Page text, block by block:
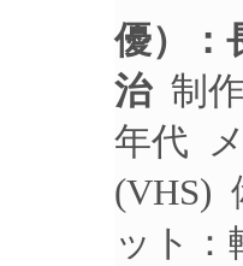
優）：
治制作
年代
(VHS)
ット：